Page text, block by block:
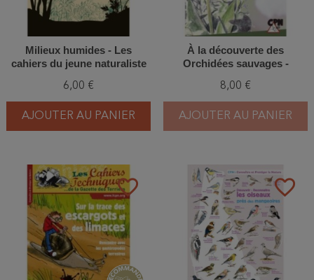
Milieux humides - Les
cahiers du jeune naturaliste
6,00 €
AJOUTER AU PANIER
À la découverte des
Orchidées sauvages -
s'émerveiller, reconnaître,
préserver
8,00 €
AJOUTER AU PANIER
favorite_border favorite_border